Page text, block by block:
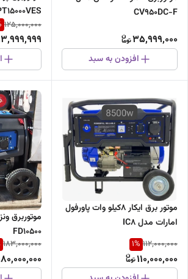
CV950DC-F
35,999,000
افزودن به سبد
125,000,000
موتور برق ایکار ۸کیلو وات پاورفول
امارات مدل IC8
112,000,000
1%
110,000,000
FD10500
183,000,000